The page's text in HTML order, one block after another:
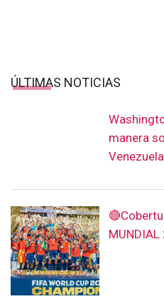
ÚLTIMAS NOTICIAS
manera
Venezuela